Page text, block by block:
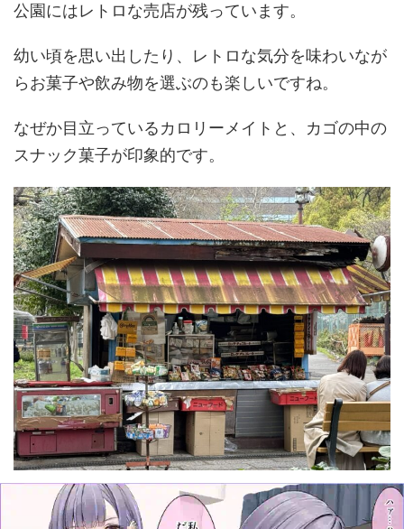
公園にはレトロな売店が残っています。
幼い頃を思い出したり、レトロな気分を味わいなが
らお菓子や飲み物を選ぶのも楽しいですね。
なぜか目立っているカロリーメイトと、カゴの中の
スナック菓子が印象的です。